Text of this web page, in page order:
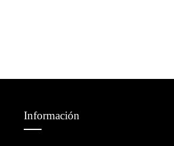
Información